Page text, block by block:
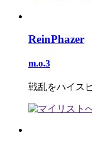
ReinPhazer
m.o.3
戦乱をハイス